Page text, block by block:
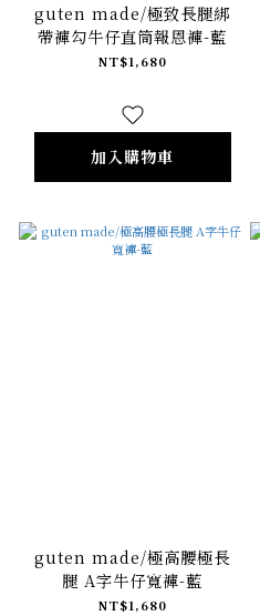
guten made/極致長腿綁
帶褲勾牛仔直筒報恩褲-藍
NT$1,680
加入購物車
guten made/極高腰極長
腿 A字牛仔寬褲-藍
NT$1,680